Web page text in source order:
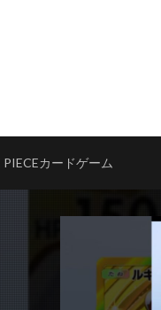
PIECEカードゲーム